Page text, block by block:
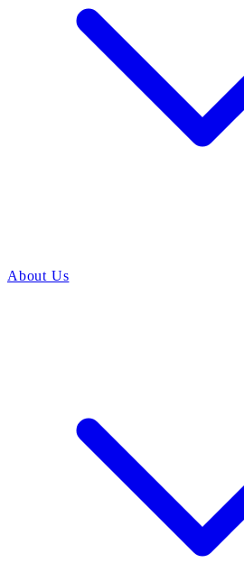
About Us